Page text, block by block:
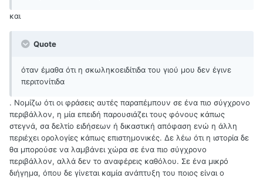
και
Quote
όταν έμαθα ότι η σκωληκοειδίτιδα του γιού μου δεν έγινε
περιτονίτιδα
. Νομίζω ότι οι φράσεις αυτές παραπέμπουν σε ένα πιο σύγχρονο
περιβάλλον, η μία επειδή παρουσιάζει τους φόνους κάπως
στεγνά, σα δελτίο ειδήσεων ή δικαστική απόφαση ενώ η άλλη
περιέχει ορολογίες κάπως επιστημονικές. Δε λέω ότι η ιστορία δε
θα μπορούσε να λαμβάνει χώρα σε ένα πιο σύγχρονο
περιβάλλον, αλλά δεν το αναφέρεις καθόλου. Σε ένα μικρό
διήγημα, όπου δε γίνεται καμία ανάπτυξη του ποιος είναι ο